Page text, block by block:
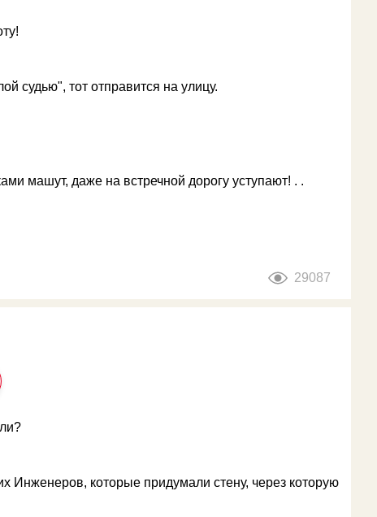
судью", тот отправится на улицу.
машут, даже на встречной дорогу уступают! . .
29087
Инженеров, которые придумали стену, через которую